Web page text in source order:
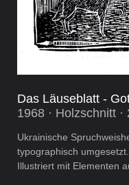
Das Läuseblatt -
1968 · Holzschnitt
Ukrainische
typographisch umgesetzt.
Illustriert mit Elementen